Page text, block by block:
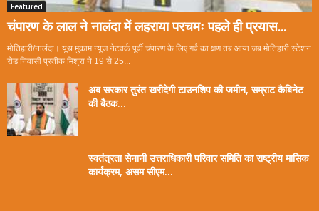
Featured
चंपारण के लाल ने नालंदा में लहराया परचमः पहले ही प्रयास...
मोतिहारी/नालंदा। यूथ मुकाम न्यूज नेटवर्क पूर्वी चंपारण के लिए गर्व का क्षण तब आया जब मोतिहारी स्टेशन
रोड निवासी प्रतीक मिश्रा ने 19 से 25...
अब सरकार तुरंत खरीदेगी टाउनशिप की जमीन, सम्राट कैबिनेट
की बैठक...
स्वतंत्रता सेनानी उत्तराधिकारी परिवार समिति का राष्ट्रीय मासिक
कार्यक्रम, असम सीएम...